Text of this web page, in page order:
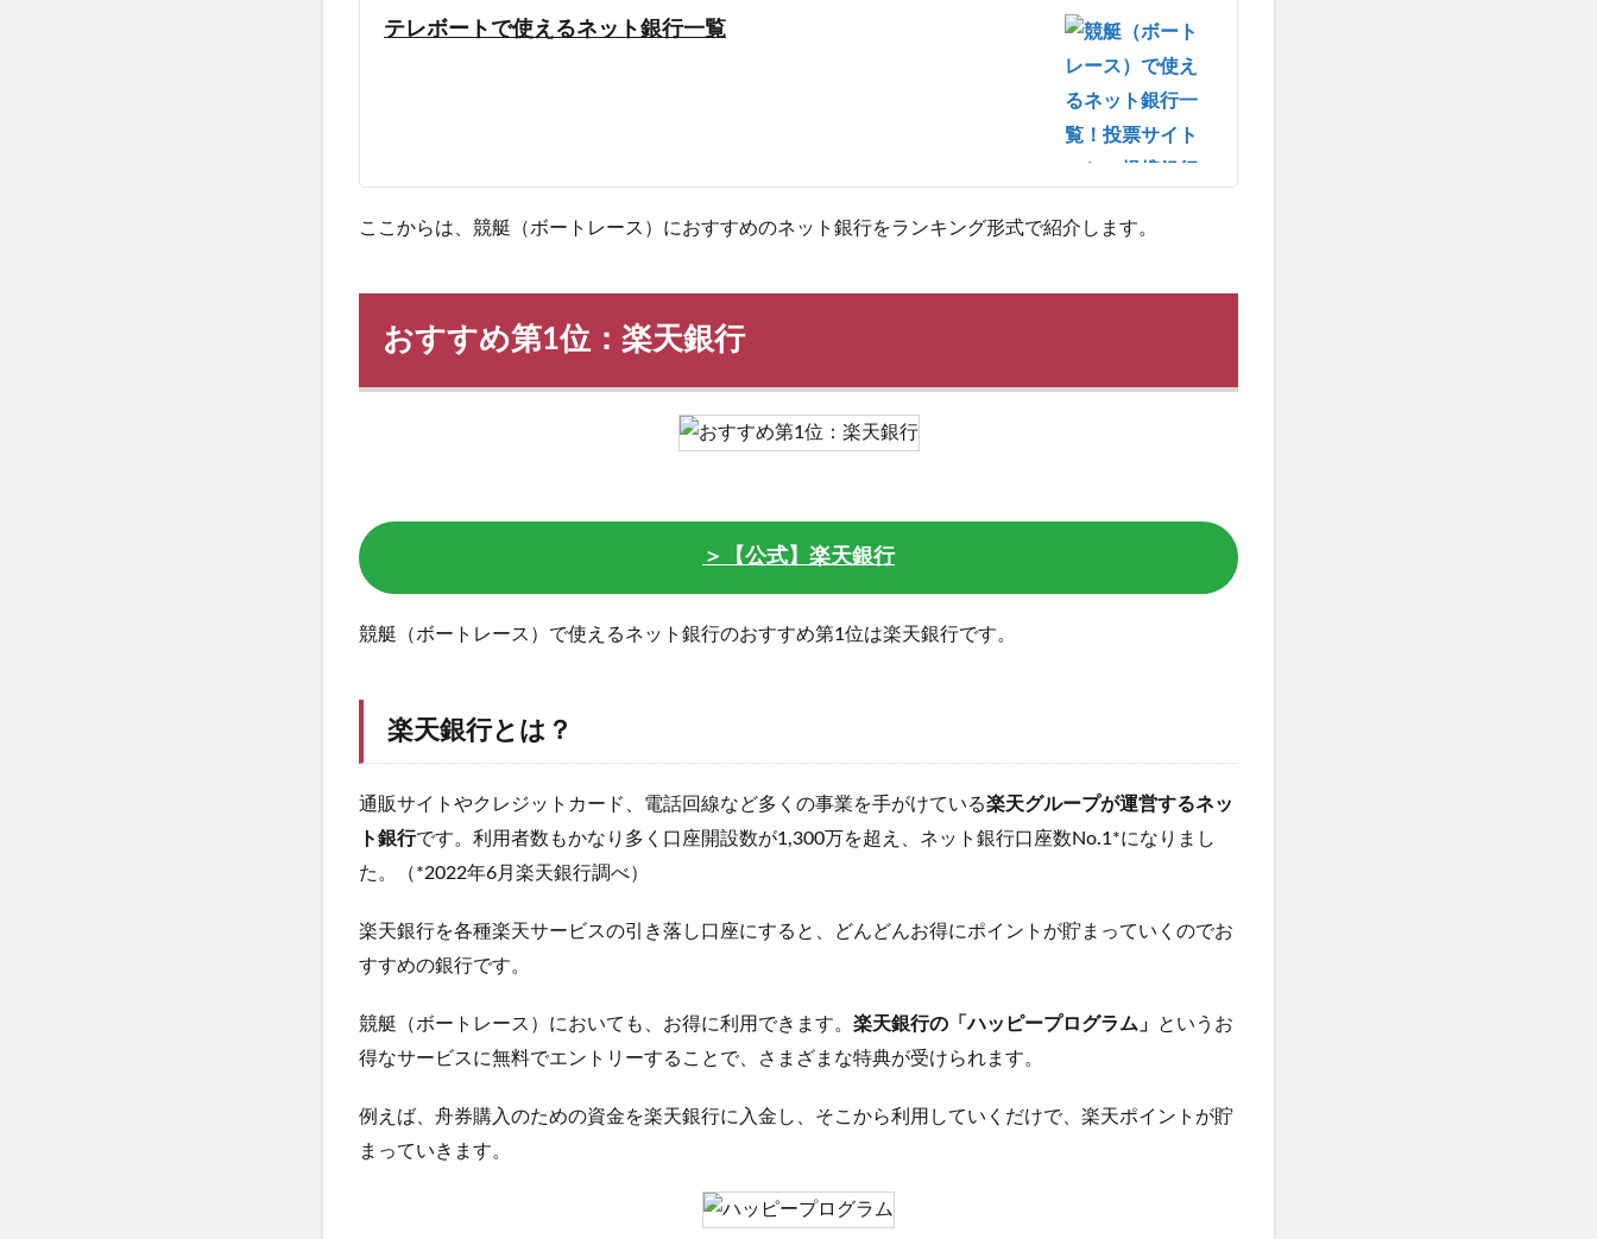
テレボートで使えるネット銀行一覧
ここからは、競艇（ボートレース）におすすめのネット銀行をランキング形式で紹介します。
おすすめ第1位：楽天銀行
＞【公式】楽天銀行
競艇（ボートレース）で使えるネット銀行のおすすめ第1位は楽天銀行です。
楽天銀行とは？
通販サイトやクレジットカード、電話回線など多くの事業を手がけている楽天グループが運営するネッ
ト銀行です。利用者数もかなり多く口座開設数が1,300万を超え、ネット銀行口座数No.1*になりまし
た。（*2022年6月楽天銀行調べ）
楽天銀行を各種楽天サービスの引き落し口座にすると、どんどんお得にポイントが貯まっていくのでお
すすめの銀行です。
競艇（ボートレース）においても、お得に利用できます。 楽天銀行の「ハッピープログラム」
というお
得なサービスに無料でエントリーすることで、さまざまな特典が受けられます。
例えば、舟券購入のための資金を楽天銀行に入金し、そこから利用していくだけで、楽天ポイントが貯
まっていきます。